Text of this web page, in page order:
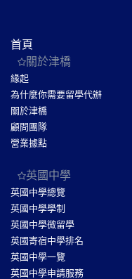
首頁
關於津橋
緣起
為什麼你需要留學代辦
關於津橋
顧問團隊
營業據點
英國中學
英國中學總覽
英國中學學制
英國中學微留學
英國寄宿中學排名
英國中學一覽
英國中學申請服務